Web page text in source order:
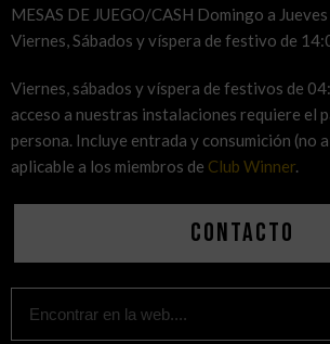
MESAS DE JUEGO/CASH Domingo a
Viernes, Sábados y víspera de festivo de
Viernes, sábados y víspera de festivos de
acceso a nuestras instalaciones requiere el
persona. Incluye entrada y consumición (no
aplicable a los miembros de Club Winner.
Contacto